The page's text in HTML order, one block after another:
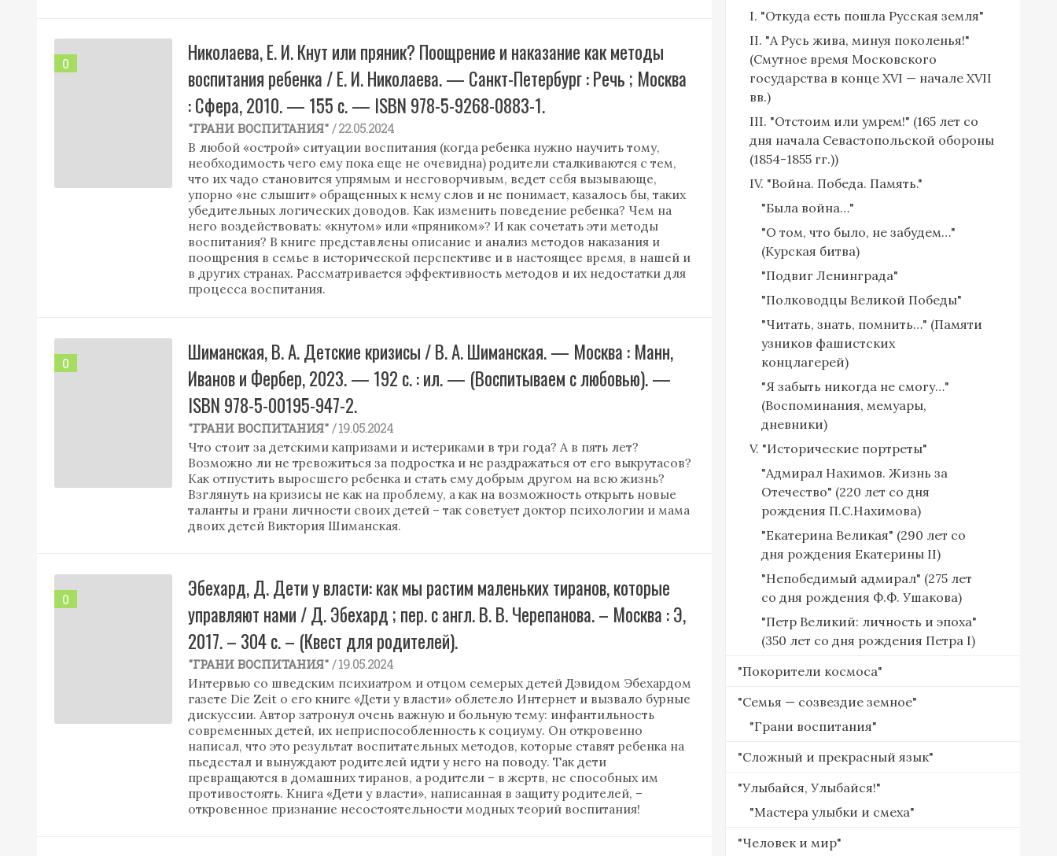
0
Николаева, Е. И. Кнут или пряник? Поощрение и наказание как методы
воспитания ребенка / Е. И. Николаева. — Санкт-Петербург : Речь ; Москва
: Сфера, 2010. — 155 с. — ISBN 978-5-9268-0883-1.
"ГРАНИ ВОСПИТАНИЯ" / 22.05.2024
В любой «острой» ситуации воспитания (когда ребенка нужно научить тому,
необходимость чего ему пока еще не очевидна) родители сталкиваются с тем,
что их чадо становится упрямым и несговорчивым, ведет себя вызывающе,
упорно «не слышит» обращенных к нему слов и не понимает, казалось бы, таких
убедительных логических доводов. Как изменить поведение ребенка? Чем на
него воздействовать: «кнутом» или «пряником»? И как сочетать эти методы
воспитания? В книге представлены описание и анализ методов наказания и
поощрения в семье в исторической перспективе и в настоящее время, в нашей и
в других странах. Рассматривается эффективность методов и их недостатки для
процесса воспитания.
0
Шиманская, В. А. Детские кризисы / В. А. Шиманская. — Москва : Манн,
Иванов и Фербер, 2023. — 192 с. : ил. — (Воспитываем с любовью). —
ISBN 978-5-00195-947-2.
"ГРАНИ ВОСПИТАНИЯ" / 19.05.2024
Что стоит за детскими капризами и истериками в три года? А в пять лет?
Возможно ли не тревожиться за подростка и не раздражаться от его выкрутасов?
Как отпустить выросшего ребенка и стать ему добрым другом на всю жизнь?
Взглянуть на кризисы не как на проблему, а как на возможность открыть новые
таланты и грани личности своих детей – так советует доктор психологии и мама
двоих детей Виктория Шиманская.
0
Эбехард, Д. Дети у власти: как мы растим маленьких тиранов, которые
управляют нами / Д. Эбехард ; пер. с англ. В. В. Черепанова. – Москва : Э,
2017. – 304 с. – (Квест для родителей).
"ГРАНИ ВОСПИТАНИЯ" / 19.05.2024
Интервью со шведским психиатром и отцом семерых детей Дэвидом Эбехардом
газете Die Zeit о его книге «Дети у власти» облетело Интернет и вызвало бурные
дискуссии. Автор затронул очень важную и больную тему: инфантильность
современных детей, их неприспособленность к социуму. Он откровенно
написал, что это результат воспитательных методов, которые ставят ребенка на
пьедестал и вынуждают родителей идти у него на поводу. Так дети
превращаются в домашних тиранов, а родители – в жертв, не способных им
противостоять. Книга «Дети у власти», написанная в защиту родителей, –
откровенное признание несостоятельности модных теорий воспитания!
I. "Откуда есть пошла Русская земля"
II. "А Русь жива, минуя поколенья!"
(Смутное время Московского
государства в конце XVI — начале XVII
вв.)
III. "Отстоим или умрем!" (165 лет со
дня начала Севастопольской обороны
(1854-1855 гг.))
IV. "Война. Победа. Память."
"Была война…"
"О том, что было, не забудем…"
(Курская битва)
"Подвиг Ленинграда"
"Полководцы Великой Победы"
"Читать, знать, помнить…" (Памяти
узников фашистских
концлагерей)
"Я забыть никогда не смогу…"
(Воспоминания, мемуары,
дневники)
V. "Исторические портреты"
"Адмирал Нахимов. Жизнь за
Отечество" (220 лет со дня
рождения П.С.Нахимова)
"Екатерина Великая" (290 лет со
дня рождения Екатерины II)
"Непобедимый адмирал" (275 лет
со дня рождения Ф.Ф. Ушакова)
"Петр Великий: личность и эпоха"
(350 лет со дня рождения Петра I)
"Покорители космоса"
"Семья — созвездие земное"
"Грани воспитания"
"Сложный и прекрасный язык"
"Улыбайся, Улыбайся!"
"Мастера улыбки и смеха"
"Человек и мир"